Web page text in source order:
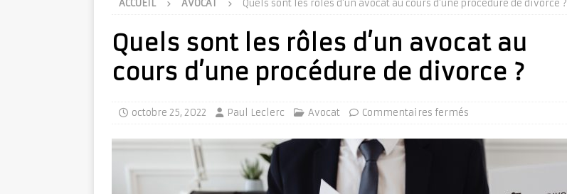
ACCUEIL AVOCAT Quels sont les rôles d’un avocat au cours d’une procédure de divorce ?
Quels sont les rôles d’un avocat au
cours d’une procédure de divorce ?
octobre 25, 2022 Paul Leclerc Avocat Commentaires fermés